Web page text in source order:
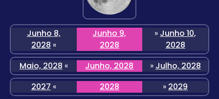
Junho 8,
2028 «
Junho 9,
2028
» Junho 10,
2028
Maio, 2028 « Junho, 2028 » Julho, 2028
2027 « 2028 » 2029